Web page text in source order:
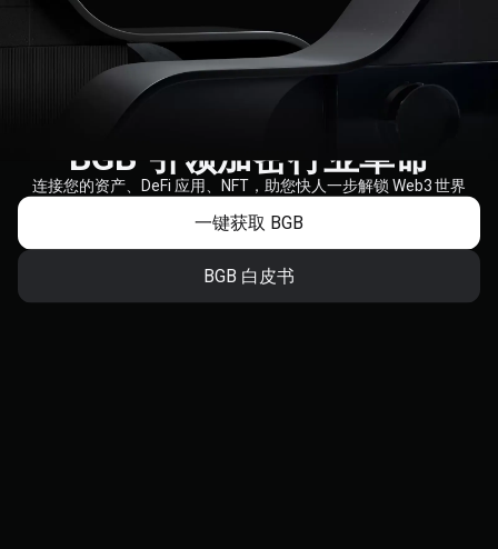
BGB 引领加密行业革命
连接您的资产、DeFi 应用、NFT，助您快人一步解锁 Web3 世界
一键获取 BGB
BGB 白皮书